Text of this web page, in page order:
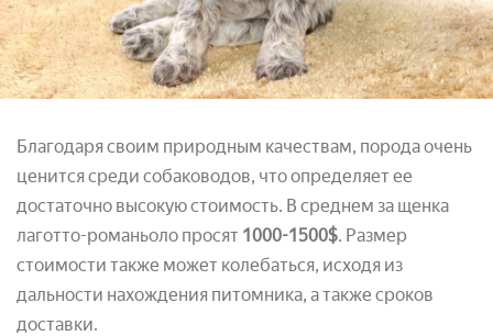
Благодаря своим природным качествам, порода очень
ценится среди собаководов, что определяет ее
достаточно высокую стоимость. В среднем за щенка
лаготто-романьоло просят 1000-1500$. Размер
стоимости также может колебаться, исходя из
дальности нахождения питомника, а также сроков
доставки.